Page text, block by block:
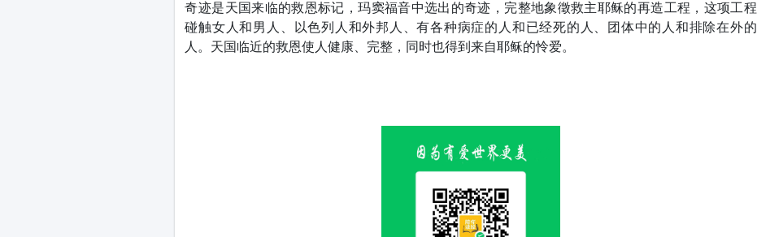
to
increase
奇迹是天国来临的救恩标记，玛窦福音中选出的奇迹，完整地象徵救主耶稣的再造工程，这项工程
碰触女人和男人、以色列人和外邦人、有各种病症的人和已经死的人、团体中的人和排除在外的
人。天国临近的救恩使人健康、完整，同时也得到来自耶稣的怜爱。